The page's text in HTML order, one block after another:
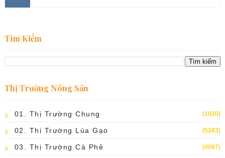
Tìm Kiếm
Thị Trường Nông Sản
01. Thị Trường Chung (1020)
02. Thị Trường Lúa Gạo (5283)
03. Thị Trường Cà Phê (4067)